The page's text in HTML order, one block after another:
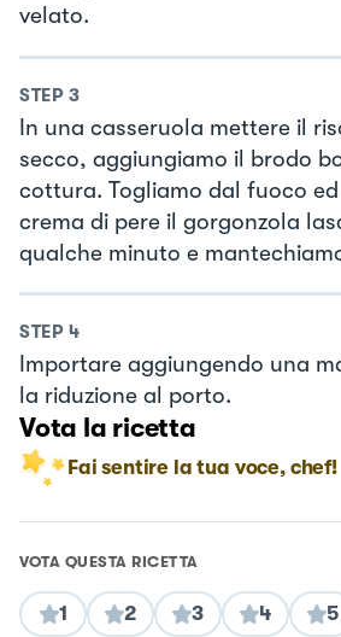
velato.
STEP 3
In una casseruola mettere il
secco, aggiungiamo il brodo
cottura. Togliamo dal fuoco
crema di pere il gorgonzola
qualche minuto e
STEP 4
Importare aggiungendo una
la riduzione al porto.
Vota la ricetta
Fai sentire la tua voce, chef!
VOTA QUESTA RICETTA
1 2 3 4 5